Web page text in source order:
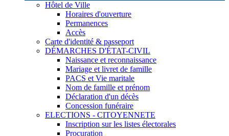
Hôtel de Ville
Horaires d'ouverture
Permanences
Accès
Carte d'identité & passeport
DÉMARCHES D'ÉTAT-CIVIL
Naissance et reconnaissance
Mariage et livret de famille
PACS et Vie maritale
Nom de famille et prénom
Déclaration d'un décès
Concession funéraire
ELECTIONS - CITOYENNETE
Inscription sur les listes électorales
Procuration